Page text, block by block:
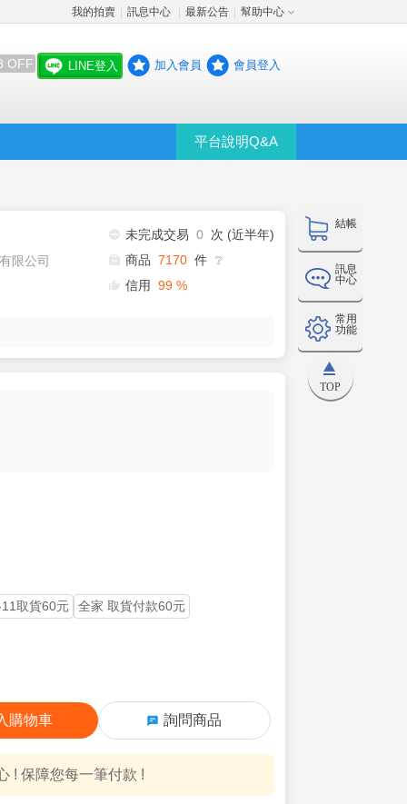
我的拍賣 訊息中心 最新公告 幫助中心
OFF LINE登入 加入會員 會員登入
平台說明Q&A
結帳
訊息
中心
常用
功能
TOP
限公司
未完成交易 0
次 (近半年)
商品 7170 件 ❔
信用 99 %
取貨60元
全家 取貨付款60元
購物車 詢問商品
! 保障您每一筆付款 !